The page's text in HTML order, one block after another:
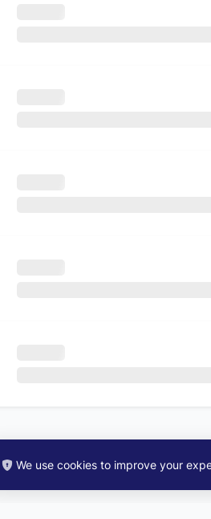
We use cookies to improve your